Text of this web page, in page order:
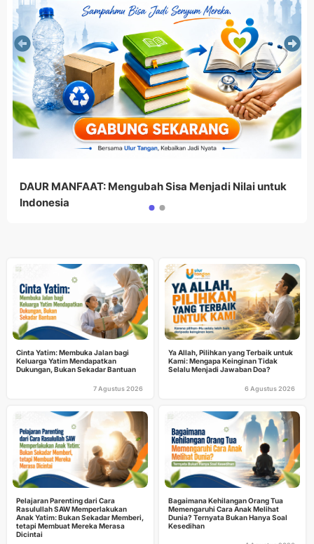
DAUR MANFAAT: Mengubah Sisa Menjadi Nilai untuk
Indonesia
Cinta Yatim: Membuka Jalan bagi
Keluarga Yatim Mendapatkan
Dukungan, Bukan Sekadar Bantuan
7 Agustus 2026
Ya Allah, Pilihkan yang Terbaik untuk
Kami: Mengapa Keinginan Tidak
Selalu Menjadi Jawaban Doa?
6 Agustus 2026
Pelajaran Parenting dari Cara
Rasulullah SAW Memperlakukan
Anak Yatim: Bukan Sekadar Memberi,
tetapi Membuat Mereka Merasa
Dicintai
Bagaimana Kehilangan Orang Tua
Memengaruhi Cara Anak Melihat
Dunia? Ternyata Bukan Hanya Soal
Kesedihan